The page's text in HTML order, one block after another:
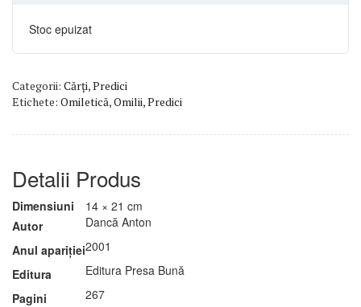
Stoc epuizat
Categorii: Cărți,Predici
Etichete: Omiletică,Omilii,Predici
Detalii Produs
Dimensiuni
14 × 21 cm
Autor
Dancă Anton
Anul apariției2001
Editura
Editura Presa Bună
Pagini
267